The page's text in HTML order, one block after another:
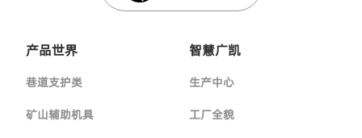
产品世界
巷道支护类
矿山辅助机具
智慧广凯
生产中心
工厂全貌